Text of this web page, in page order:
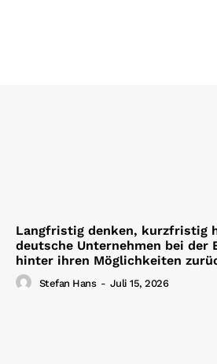
Langfristig denken, kurzfristig
deutsche Unternehmen bei der
hinter ihren Möglichkeiten
Stefan Hans - Juli 15, 2026